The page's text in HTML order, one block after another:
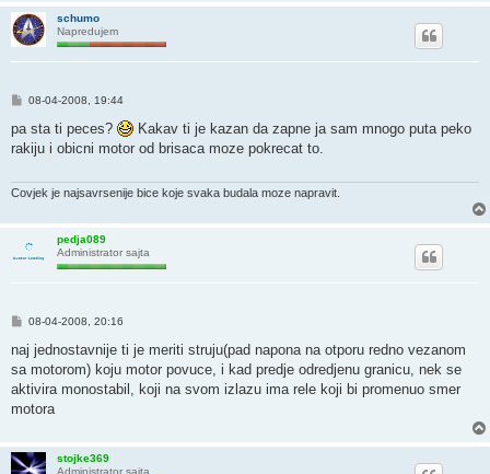
schumo
Napredujem
P
s
08-04-2008, 19:44
pa sta ti peces?
Kakav ti je kazan da zapne ja sam mnogo puta peko
rakiju i obicni motor od brisaca moze pokrecat to.
Covjek je najsavrsenije bice koje svaka budala moze napravit.
pedja089
Administrator sajta
P
s
t
08-04-2008, 20:16
naj jednostavnije ti je meriti struju(pad napona na otporu redno vezanom
sa motorom) koju motor povuce, i kad predje odredjenu granicu, nek se
aktivira monostabil, koji na svom izlazu ima rele koji bi promenuo smer
motora
stojke369
Administrator sajta